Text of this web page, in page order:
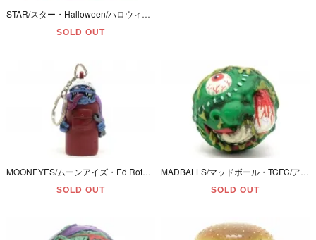
STAR/スター・Halloween/ハロウィン・フィンガーパペット/指人形・フィギュア・オーナメント 「FRIENDLY MONSTER PUPPETS/フレンドリーモンスターパペット」 ダメージ有
SOLD OUT
MOONEYES/ムーンアイズ・Ed Roth/エドロス・Rat Fink/ラットフィンク・Lighter Cap/ライターキャップ 「Drag Nuts/ドラッグナッツ」 2007年
SOLD OUT
MADBALLS/マッドボール・TCFC/アメリカングリーティング/ベーシックファン・復刻版・SERIES1/シリーズ１ 「SLOBULUS/スロビュラス」 2007年
SOLD OUT